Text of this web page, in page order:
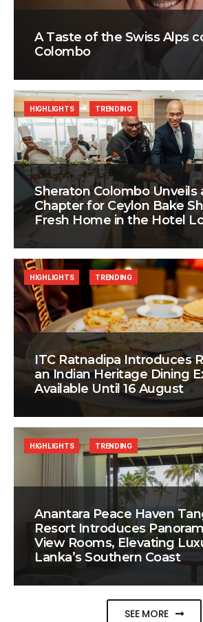
A Taste of the Swiss Alps
Colombo
Sheraton Colombo Unveils
Chapter for Ceylon Bake
Fresh Home in the Hotel
HIGHLIGHTS TRENDING
ITC Ratnadipa Introduces
an Indian Heritage Dining
Available Until 16 August
HIGHLIGHTS TRENDING
Anantara Peace Haven
Resort Introduces
View Rooms, Elevating
Lanka’s Southern Coast
HIGHLIGHTS TRENDING
SEE MORE